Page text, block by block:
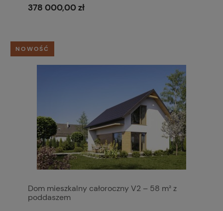
378 000,00 zł
Dom mieszkalny całoroczny V2 – 58 m² z
poddaszem
NOWOŚĆ